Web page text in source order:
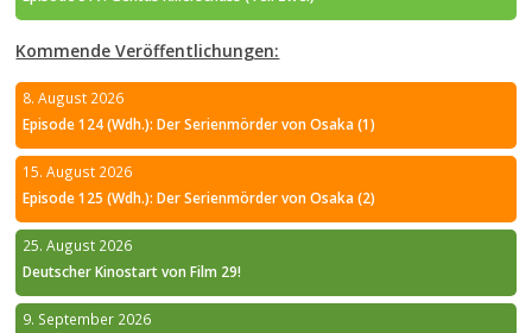
Kommende Veröffentlichungen:
8. August 2026
Episode 124 (Wdh.): Der Serienmörder von Osaka (1)
15. August 2026
Episode 125 (Wdh.): Der Serienmörder von Osaka (2)
25. August 2026
Deutscher Kinostart von Film 29!
9. September 2026